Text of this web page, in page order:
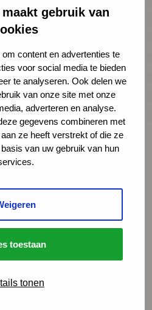
gebruik van
content en advertenties te
voor social media te bieden
te analyseren. Ook delen we
van onze site met onze
adverteren en analyse.
gegevens combineren met
ze heeft verstrekt of die ze
van uw gebruik van hun
toestaan
tonen
helpt bij het
van de
en
in jouw gemeente al
doelgroepen.